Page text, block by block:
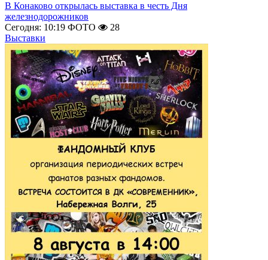
В Конаково открылась выставка в честь Дня
железнодорожников
Сегодня: 10:19 ФОТО
28
Выставки